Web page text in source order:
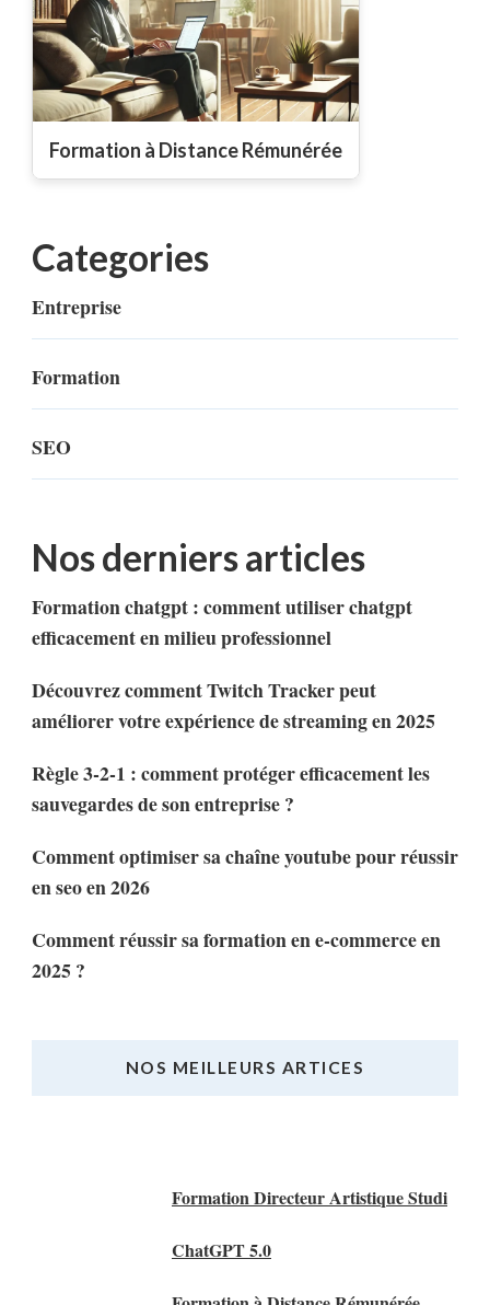
Formation à Distance Rémunérée
Categories
Entreprise
Formation
SEO
Nos derniers articles
Formation chatgpt : comment utiliser chatgpt
efficacement en milieu professionnel
Découvrez comment Twitch Tracker peut
améliorer votre expérience de streaming en 2025
Règle 3-2-1 : comment protéger efficacement les
sauvegardes de son entreprise ?
Comment optimiser sa chaîne youtube pour réussir
en seo en 2026
Comment réussir sa formation en e-commerce en
2025 ?
NOS MEILLEURS ARTICES
Formation Directeur Artistique Studi
ChatGPT 5.0